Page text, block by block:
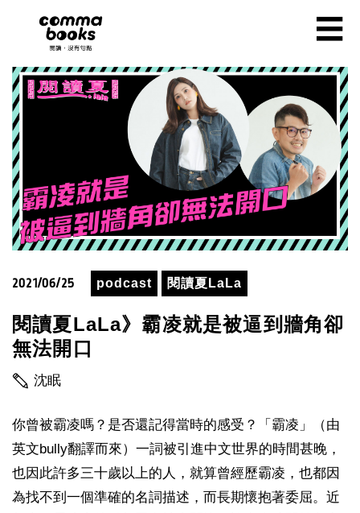
☰
2021/06/25 podcast 閱讀夏LaLa
閱讀夏LaLa》霸凌就是被逼到牆角卻
無法開口
沈眠
你曾被霸凌嗎？是否還記得當時的感受？「霸凌」（由
英文bully翻譯而來）一詞被引進中文世界的時間甚晚，
也因此許多三十歲以上的人，就算曾經歷霸凌，也都因
為找不到一個準確的名詞描述，而長期懷抱著委屈。近